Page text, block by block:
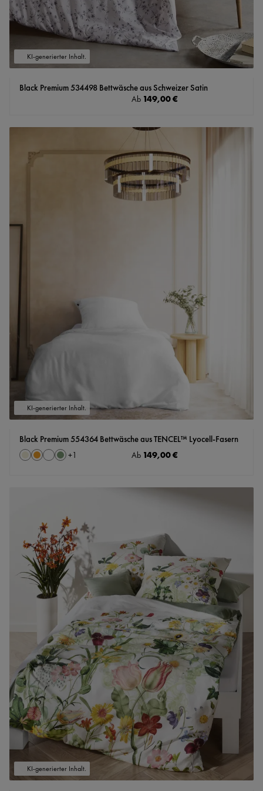
KI-generierter Inhalt.
Black Premium 534498 Bettwäsche aus Schweizer Satin
Regulärer Preis:
Ab 149,00 €
KI-generierter Inhalt.
Black Premium 554364 Bettwäsche aus TENCEL™ Lyocell-Fasern
Farbeauswählen
Ecruapricotnaturweiß
salbei
+1 Regulärer Preis:
Ab 149,00 €
KI-generierter Inhalt.